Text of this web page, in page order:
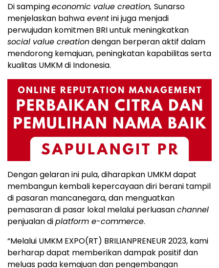
Di sampingeconomic value creation, Sunarso
menjelaskan bahwa eventini juga menjadi
perwujudan komitmen BRI untuk meningkatkan
social value creationdengan berperan aktif dalam
mendorong kemajuan, peningkatan kapabilitas serta
kualitas UMKM di Indonesia.
Dengan gelaran ini pula, diharapkan UMKM dapat
membangun kembali kepercayaan diri berani tampil
di pasaran mancanegara, dan menguatkan
pemasaran di pasar lokal melalui perluasanchannel
penjualan diplatform e-commerce.
“Melalui UMKM EXPO(RT) BRILIANPRENEUR 2023, kami
berharap dapat memberikan dampak positif dan
meluas pada kemajuan dan pengembangan